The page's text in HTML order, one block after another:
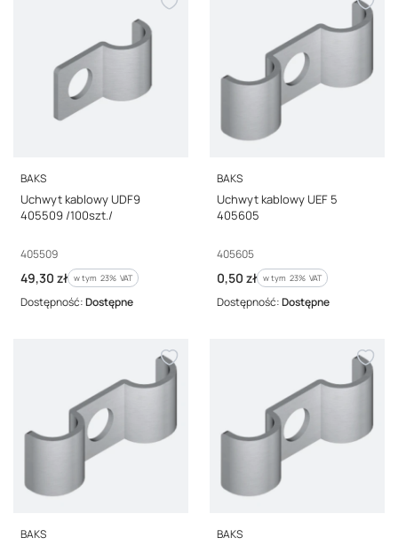
PRODUCENT
BAKS
Uchwyt kablowy UDF9
405509 /100szt./
Kod producenta
405509
Cena brutto
49,30 zł w tym %s VAT
w tym 23% VAT
Dostępność:Dostępne
PRODUCENT
BAKS
Uchwyt kablowy UEF 5
405605
Kod producenta
405605
Cena brutto
0,50 zł w tym %s VAT
w tym 23% VAT
Dostępność:Dostępne
PRODUCENT
BAKS PRODUCENT
BAKS